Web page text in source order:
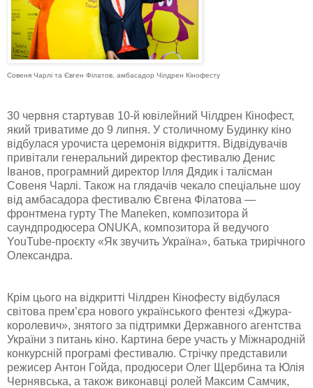
Совеня Чарлі та Євген Філатов, амбасадор Чілдрен Кінофесту
30 червня стартував 10-й ювілейний Чілдрен Кінофест,
який триватиме до 9 липня. У столичному Будинку кіно
відбулася урочиста церемонія відкриття. Відвідувачів
привітали генеральний директор фестивалю Денис
Іванов, програмний директор Ілля Дядик і талісман
Совеня Чарлі. Також на глядачів чекало спеціальне шоу
від амбасадора фестивалю Євгена Філатова —
фронтмена гурту The Maneken, композитора й
саундпродюсера ONUKA, композитора й ведучого
YouTube-проєкту «Як звучить Україна», батька трирічного
Олександра.
Крім цього на відкритті Чілдрен Кінофесту відбулася
світова прем’єра нового українського фентезі «Джура-
королевич», знятого за підтримки Державного агентства
України з питань кіно. Картина бере участь у Міжнародній
конкурсній програмі фестивалю. Стрічку представили
режисер Антон Гойда, продюсери Олег Щербина та Юлія
Чернявська, а також виконавці ролей Максим Самчик,